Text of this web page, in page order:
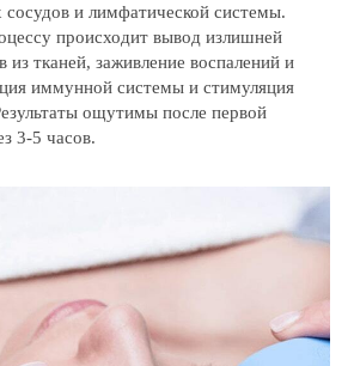
и лимфатической системы.
происходит вывод излишней
из тканей, заживление воспалений и
иммунной системы и стимуляция
ощутимы после первой
3-5 часов.